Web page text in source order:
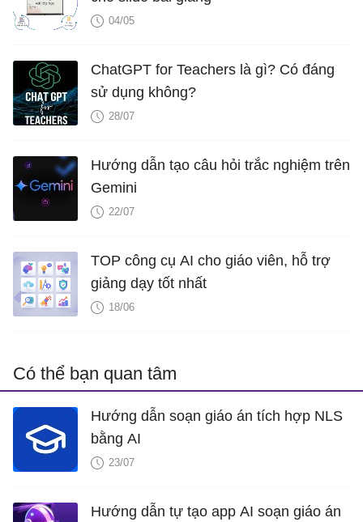
04/05
ChatGPT for Teachers là gì? Có đáng
sử dụng không?
28/07
Hướng dẫn tạo câu hỏi trắc nghiệm trên
Gemini
22/07
TOP công cụ AI cho giáo viên, hỗ trợ
giảng dạy tốt nhất
18/06
Có thể bạn quan tâm
Hướng dẫn soạn giáo án tích hợp NLS
bằng AI
23/07
Hướng dẫn tự tạo app AI soạn giáo án